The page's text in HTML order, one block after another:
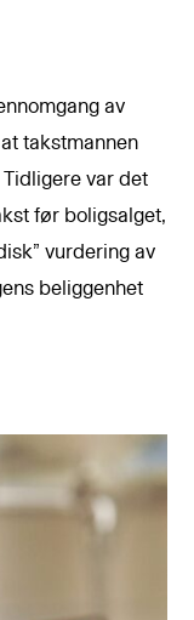
av
takstmannen
var det
før boligsalget,
vurdering av
beliggenhet